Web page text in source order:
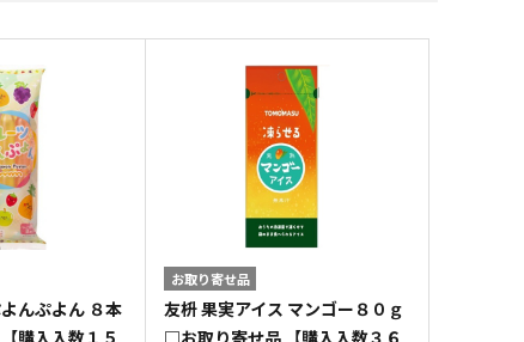
んぷよん ８本
お取り寄せ品
友枡 果実アイス マンゴー８０ｇ